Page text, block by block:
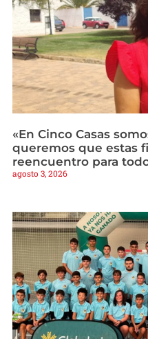
«En Cinco Casas
queremos que estas
reencuentro para
agosto 3, 2026